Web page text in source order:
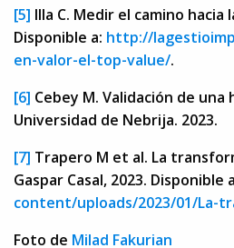
[5] Illa C. Medir el camino hacia
Disponible a: http://
en-valor-el-top-value/.
[6] Cebey M. Validación de
Universidad de Nebrija. 2023.
[7] Trapero M et al. La
Gaspar Casal, 2023. Disponible
content/uploads/2023/01/La-
Foto de Milad Fakurian